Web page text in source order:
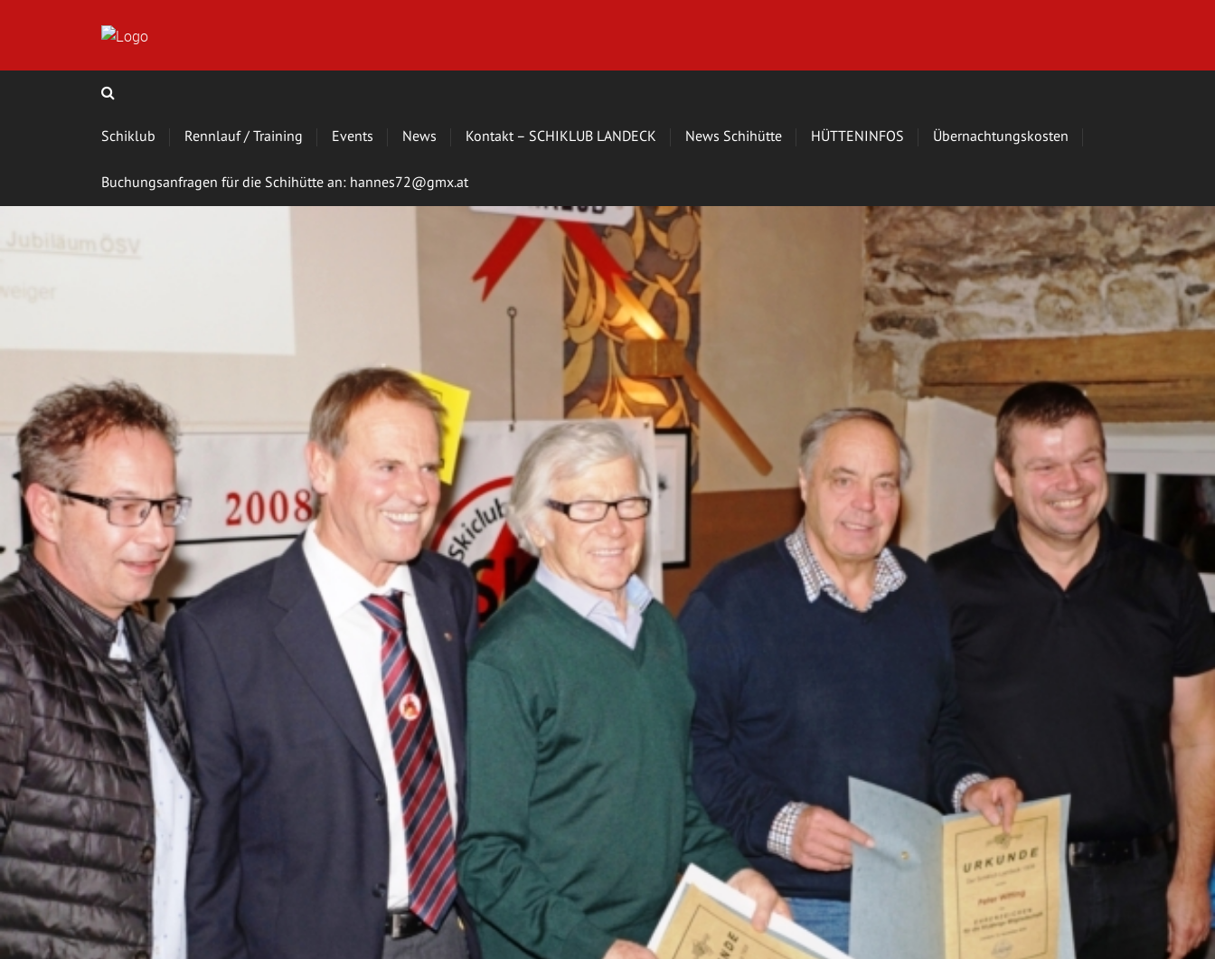
Schiklub Rennlauf / Training Events News Kontakt – SCHIKLUB LANDECK News Schihütte HÜTTENINFOS Übernachtungskosten
Buchungsanfragen für die Schihütte an: hannes72@gmx.at